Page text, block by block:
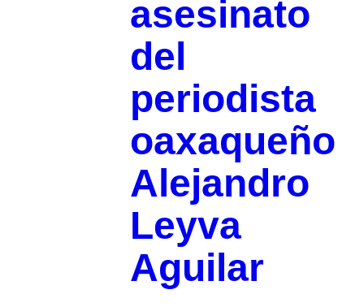
asesinato
del
periodista
oaxaqueño
Alejandro
Leyva
Aguilar